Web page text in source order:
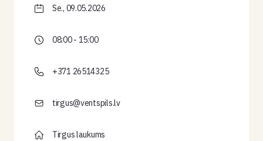
Se., 09.05.2026
08:00 - 15:00
+371 26514325
tirgus@ventspils.lv
Tirgus laukums